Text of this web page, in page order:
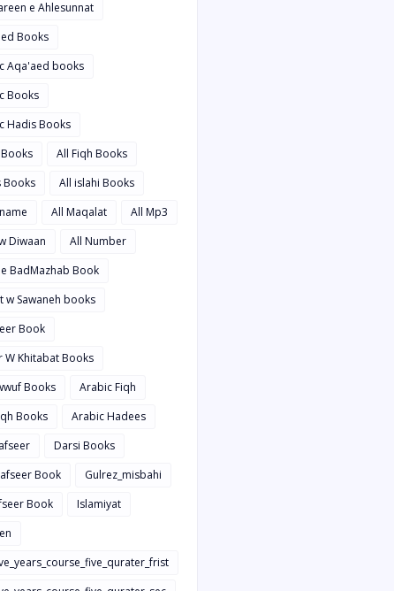
e Ahlesunnat
Books
Aqa'aed books
Books
Hadis Books
All Fiqh Books
Books
All islahi Books
All Maqalat
All Mp3
Diwaan
All Number
BadMazhab Book
w Sawaneh books
Book
W Khitabat Books
Books
Arabic Fiqh
Books
Arabic Hadees
Darsi Books
Book
Gulrez_misbahi
Book
Islamiyat